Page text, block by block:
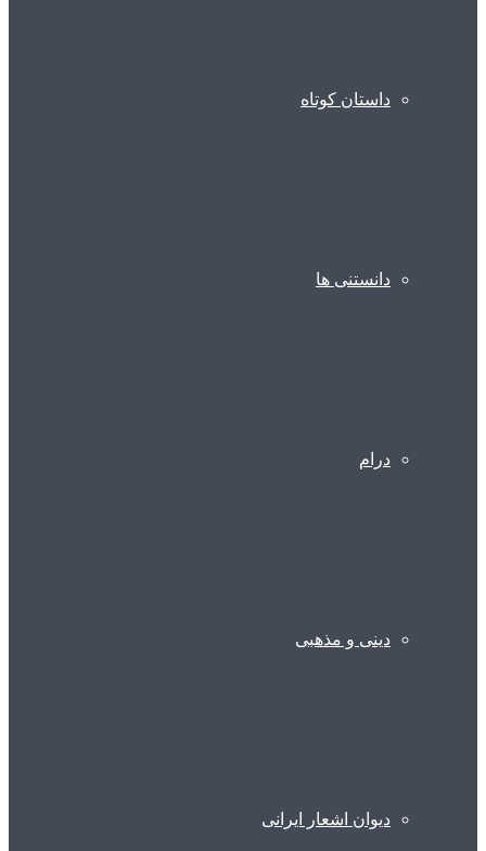
داستان کوتاه
دانستنی ها
درام
دینی و مذهبی
دیوان اشعار ایرانی